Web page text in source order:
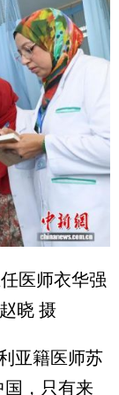
医师衣华强
晓 摄
亚籍医师苏
国，只有来